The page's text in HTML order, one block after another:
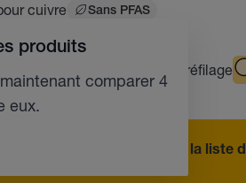
cuivre Sans PFAS
Tréfilage
Ajouter à la liste
produits
comparer 4
eux.